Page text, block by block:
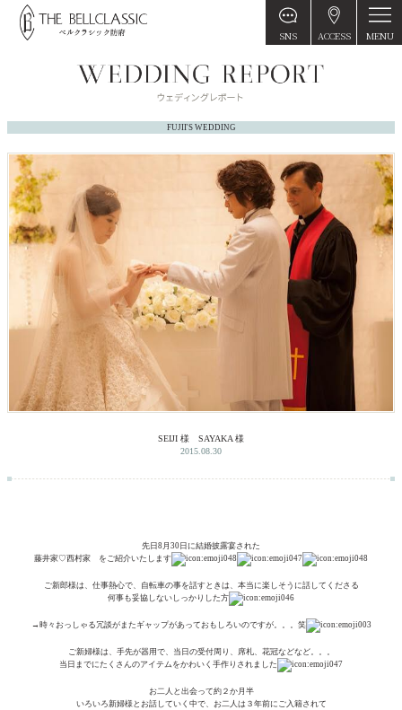
SNS ACCESS MENU
FUJII'S WEDDING
SEIJI 様 SAYAKA 様
2015.08.30
先日8月30日に結婚披露宴された
藤井家♡西村家 をご紹介いたします
ご新郎様は、仕事熱心で、自転車の事を話すときは、本当に楽しそうに話してくださる
何事も妥協しないしっかりした方
→時々おっしゃる冗談がまたギャップがあっておもしろいのですが。。。笑
ご新婦様は、手先が器用で、当日の受付周り、席札、花冠などなど。。。
当日までにたくさんのアイテムをかわいく手作りされました
お二人と出会って約２か月半
いろいろ新婦様とお話していく中で、お二人は３年前にご入籍されて